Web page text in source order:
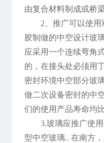
由复合材料制成或桥梁
2、推广可以使
胶制做的中空设计玻
应采用一个连续弯角
的，在接头处必须用
密封环境中空部分玻
做二次设备密封的中
们的使用产品寿命均比
3.玻璃应推广使
型中空玻璃.. 在南方